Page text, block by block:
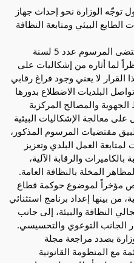
توجّه الوزارة نحو إحداث جهاز
البيئي ومتابعة النظافة
وفي إجابته، أوضح الوزير أنّه تمّ بمقتضى المرسوم عدد 5 لسنة
نظراً لما أثاره من إشكاليات على
لا يعني وجود فراغ رقابي
البلديات الاضطلاع بدورها
والمصالح المركزية
على معالجة الإشكاليات البيئية
مقتضيات المرسوم المذكور،
العمل البلدي وتعزيز
والرقابة الآلية،
المخلة بالنظافة العامة.
مؤخراً لموضوع حوكمة قطاع
من بينها إعداد برنامج استثنائي
النظافة والبيئة، إلى جانب
الجانب التوعوي والتحسيسي.
بصدد مراجعة مجلة
مع المنظومة القانونية